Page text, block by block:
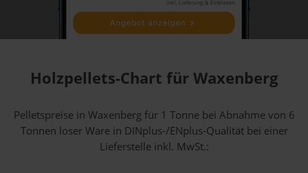
Holzpellets-Chart für Waxenberg
Pelletspreise in Waxenberg für 1 Tonne bei Abnahmevon 6
Tonnen loser Warein DINplus-/ENplus-Qualität bei einer
Lieferstelle inkl. MwSt.: